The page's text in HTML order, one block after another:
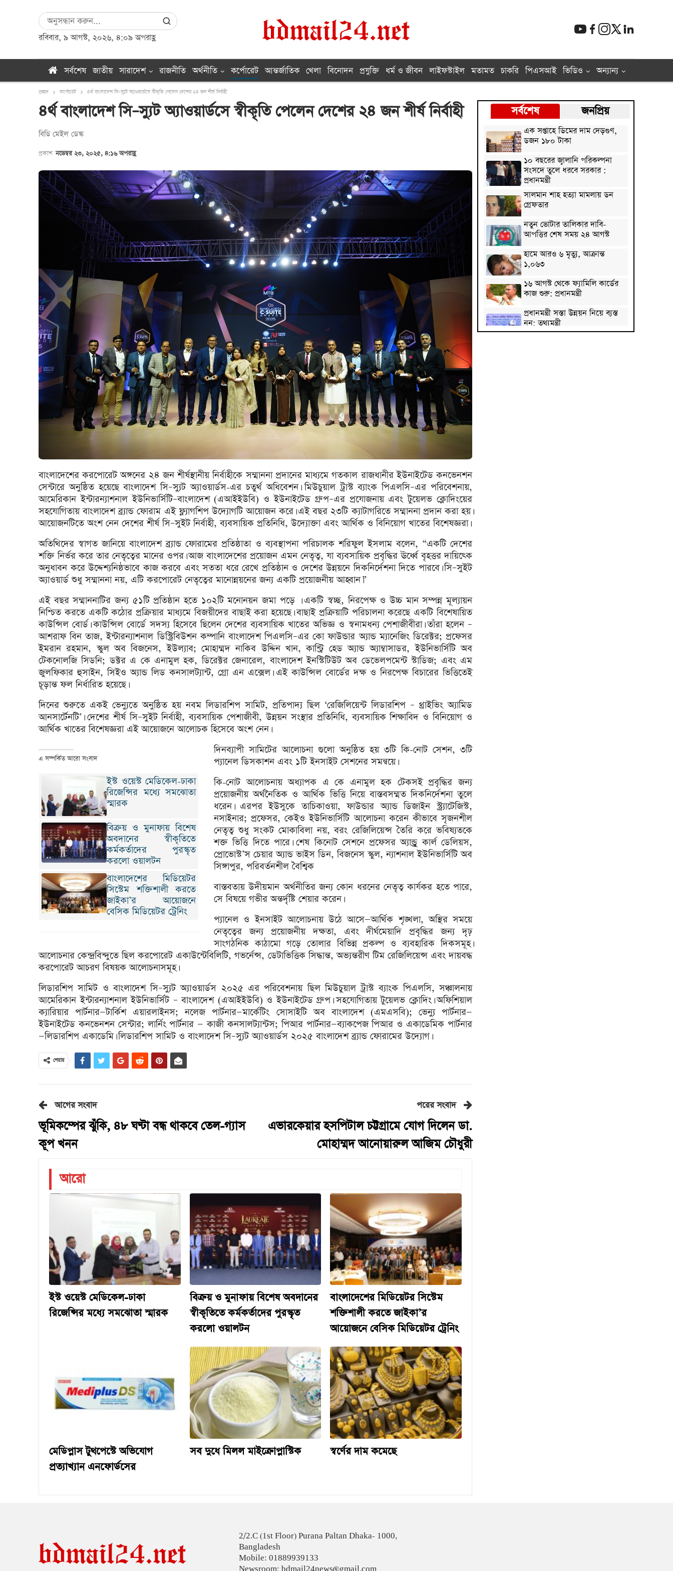
রবিবার, ৯ আগস্ট, ২০২৬, ৪:০৯ অপরাহ্ণ
সর্বশেষ জাতীয় সারাদেশ রাজনীতি অর্থনীতি কর্পোরেট আন্তর্জাতিক খেলা বিনোদন প্রযুক্তি ধর্ম ও জীবন লাইফস্টাইল মতামত চাকরি পিএসআই ভিডিও অন্যান্য
প্রচ্ছদ কর্পোরেট ৪র্থ বাংলাদেশ সি–স্যুট অ্যাওয়ার্ডসে স্বীকৃতি পেলেন দেশের ২৪ জন শীর্ষ নির্বাহী
৪র্থ বাংলাদেশ সি–স্যুট অ্যাওয়ার্ডসে স্বীকৃতি পেলেন দেশের ২৪ জন শীর্ষ নির্বাহী
বি‌ডি মেইল ডেস্ক
প্রকাশ নভেম্বর ২৩, ২০২৫, ৪:১৬ অপরাহ্ণ
বাংলাদেশের করপোরেট অঙ্গনের ২৪ জন শীর্ষস্থানীয় নির্বাহীকে সম্মাননা প্রদানের মাধ্যমে গতকাল রাজধানীর ইউনাইটেড কনভেনশন
সেন্টারে অনুষ্ঠিত হয়েছে বাংলাদেশ সি–স্যুট অ্যাওয়ার্ডস-এর চতুর্থ অধিবেশন। মিউচুয়াল ট্রাস্ট ব্যাংক পিএলসি–এর পরিবেশনায়,
আমেরিকান ইন্টারন্যাশনাল ইউনিভার্সিটি–বাংলাদেশ (এআইইউবি) ও ইউনাইটেড গ্রুপ–এর প্রযোজনায় এবং টুয়েলভ ক্লোদিংয়ের
সহযোগিতায় বাংলাদেশ ব্র্যান্ড ফোরাম এই ফ্ল্যাগশিপ উদ্যোগটি আয়োজন করে। এই বছর ২৩টি ক্যাটাগরিতে সম্মাননা প্রদান করা হয়।
আয়োজনটিতে অংশ নেন দেশের শীর্ষ সি–সুইট নির্বাহী, ব্যবসায়িক প্রতিনিধি, উদ্যোক্তা এবং আর্থিক ও বিনিয়োগ খাতের বিশেষজ্ঞরা।
অতিথিদের স্বাগত জানিয়ে বাংলাদেশ ব্র্যান্ড ফোরামের প্রতিষ্ঠাতা ও ব্যবস্থাপনা পরিচালক শরিফুল ইসলাম বলেন, “একটি দেশের
শক্তি নির্ভর করে তার নেতৃত্বের মানের ওপর। আজ বাংলাদেশের প্রয়োজন এমন নেতৃত্ব, যা ব্যবসায়িক প্রবৃদ্ধির ঊর্ধ্বে বৃহত্তর দায়িত্কে
অনুধাবন করে উদ্দেশ্যনিষ্ঠভাবে কাজ করবে এবং সততা ধরে রেখে প্রতিষ্ঠান ও দেশের উন্নয়নে দিকনির্দেশনা দিতে পারবে। সি–সুইট
অ্যাওয়ার্ড শুধু সম্মাননা নয়, এটি করপোরেট নেতৃত্বের মানোন্নয়নের জন্য একটি প্রয়োজনীয় আহ্বান।”
এই বছর সম্মাননাটির জন্য ৫১টি প্রতিষ্ঠান হতে ১০২টি মনোনয়ন জমা পড়ে । একটি স্বচ্ছ, নিরপেক্ষ ও উচ্চ মান সম্পন্ন মূল্যায়ন
নিশ্চিত করতে একটি কঠোর প্রক্রিয়ার মাধ্যমে বিজয়ীদের বাছাই করা হয়েছে। বাছাই প্রক্রিয়াটি পরিচালনা করেছে একটি বিশেষায়িত
কাউন্সিল বোর্ড। কাউন্সিল বোর্ডে সদস্য হিসেবে ছিলেন দেশের ব্যবসায়িক খাতের অভিজ্ঞ ও স্বনামধন্য পেশাজীবীরা। তাঁরা হলেন –
আশরাফ বিন তাজ, ইন্টারন্যাশনাল ডিস্ট্রিবিউশন কম্পানি বাংলাদেশ পিএলসি–এর কো ফাউন্ডার অ্যান্ড ম্যানেজিং ডিরেক্টর; প্রফেসর
ইমরান রহমান, স্কুল অব বিজনেস, ইউল্যাব; মোহাম্মদ নাকিব উদ্দিন খান, কান্ট্রি হেড অ্যান্ড অ্যাম্বাসাডর, ইউনিভার্সিটি অব
টেকনোলজি সিডনি; ডক্টর এ কে এনামুল হক, ডিরেক্টর জেনারেল, বাংলাদেশ ইনস্টিটিউট অব ডেভেলপমেন্ট স্টাডিজ; এবং এম
জুলফিকার হুসাইন, সিইও অ্যান্ড লিড কনসালট্যান্ট, গ্রো এন এক্সেল। এই কাউন্সিল বোর্ডের দক্ষ ও নিরপেক্ষ বিচারের ভিত্তিতেই
চূড়ান্ত ফল নির্ধারিত হয়েছে।
দিনের শুরুতে একই ভেন্যুতে অনুষ্ঠিত হয় নবম লিডারশিপ সামিট, প্রতিপাদ্য ছিল ‘রেজিলিয়েন্ট লিডারশিপ – থ্রাইভিং অ্যামিড
আনসার্টেনটি’। দেশের শীর্ষ সি–সুইট নির্বাহী, ব্যবসায়িক পেশাজীবী, উন্নয়ন সংস্থার প্রতিনিধি, ব্যবসায়িক শিক্ষাবিদ ও বিনিয়োগ ও
আর্থিক খাতের বিশেষজ্ঞরা এই আয়োজনে আলোচক হিসেবে অংশ নেন।
এ সম্পর্কিত আরো সংবাদ
ইস্ট ওয়েস্ট মেডিকেল-ঢাকা
রিজেন্সির মধ্যে সমঝোতা
স্মারক
বিক্রয় ও মুনাফায় বিশেষ
অবদানের স্বীকৃতিতে
কর্মকর্তাদের পুরস্কৃত
করলো ওয়ালটন
বাংলাদেশের মিডিয়েটর
সিস্টেম শক্তিশালী করতে
জাইকা’র আয়োজনে
বেসিক মিডিয়েটর ট্রেনিং
দিনব্যাপী সামিটের আলোচনা গুলো অনুষ্ঠিত হয় ৩টি কি-নোট সেশন, ৩টি
প্যানেল ডিসকাশন এবং ১টি ইনসাইট সেশনের সমন্বয়ে।
কি-নোট আলোচনায় অধ্যাপক এ কে এনামুল হক টেকসই প্রবৃদ্ধির জন্য
প্রয়োজনীয় অর্থনৈতিক ও আর্থিক ভিত্তি নিয়ে বাস্তবসম্মত দিকনির্দেশনা তুলে
ধরেন। এরপর ইউসুকে তাচিকাওয়া, ফাউন্ডার অ্যান্ড ডিজাইন স্ট্র্যাটেজিস্ট,
নসাইনার; প্রফেসর, কেইও ইউনিভার্সিটি আলোচনা করেন কীভাবে সৃজনশীল
নেতৃত্ব শুধু সংকট মোকাবিলা নয়, বরং রেজিলিয়েন্স তৈরি করে ভবিষ্যতকে
শক্ত ভিত্তি দিতে পারে। শেষ কিনোট সেশনে প্রফেসর অ্যান্ড্রু কার্ল ডেলিয়স,
প্রোভোস্ট’স চেয়ার অ্যান্ড ভাইস ডিন, বিজনেস স্কুল, ন্যাশনাল ইউনিভার্সিটি অব
সিঙ্গাপুর, পরিবর্তনশীল বৈশ্বিক
বাস্তবতায় উদীয়মান অর্থনীতির জন্য কোন ধরনের নেতৃত্ব কার্যকর হতে পারে,
সে বিষয়ে গভীর অন্তর্দৃষ্টি শেয়ার করেন।
প্যানেল ও ইনসাইট আলোচনায় উঠে আসে—আর্থিক শৃঙ্খলা, অস্থির সময়ে
নেতৃত্বের জন্য প্রয়োজনীয় দক্ষতা, এবং দীর্ঘমেয়াদি প্রবৃদ্ধির জন্য দৃঢ়
সাংগঠনিক কাঠামো গড়ে তোলার বিভিন্ন প্রকল্প ও ব্যবহারিক দিকসমূহ।
আলোচনার কেন্দ্রবিন্দুতে ছিল করপোরেট একাউন্টেবিলিটি, গভর্নেন্স, ডেটাভিত্তিক সিদ্ধান্ত, অভ্যন্তরীণ টিম রেজিলিয়েন্স এবং দায়বদ্ধ
করপোরেট আচরণ বিষয়ক আলোচনাসমূহ।
লিডারশিপ সামিট ও বাংলাদেশ সি–স্যুট অ্যাওয়ার্ডস ২০২৫ এর পরিবেশনায় ছিল মিউচুয়াল ট্রাস্ট ব্যাংক পিএলসি, সঞ্চালনায়
আমেরিকান ইন্টারন্যাশনাল ইউনিভার্সিট – বাংলাদেশ (এআইইউবি) ও ইউনাইটেড গ্রুপ। সহযোগিতায় টুয়েলভ ক্লোদিং। অফিশিয়াল
ক্যারিয়ার পার্টনার—টার্কিশ এয়ারলাইনস; নলেজ পার্টনার—মার্কেটিং সোসাইটি অব বাংলাদেশ (এমএসবি); ভেন্যু পার্টনার—
ইউনাইটেড কনভেনশন সেন্টার; লার্নিং পার্টনার — কাজী কনসালট্যান্টস; পিআর পার্টনার—ব্যাকপেজ পিআর ও একাডেমিক পার্টনার
—লিডারশিপ একাডেমি। লিডারশিপ সামিট ও বাংলাদেশ সি–স্যুট অ্যাওয়ার্ডস ২০২৫ বাংলাদেশ ব্র্যান্ড ফোরামের উদ্যোগ।
শেয়ার
আগের সংবাদ
ভূমিকম্পের ঝুঁকি, ৪৮ ঘণ্টা বন্ধ থাকবে তেল-গ্যাস
কূপ খনন
পরের সংবাদ
এভারকেয়ার হসপিটাল চট্টগ্রামে যোগ দিলেন ডা.
মোহাম্মদ আনোয়ারুল আজিম চৌধুরী
আরো
ইস্ট ওয়েস্ট মেডিকেল-ঢাকা
রিজেন্সির মধ্যে সমঝোতা স্মারক
বিক্রয় ও মুনাফায় বিশেষ অবদানের
স্বীকৃতিতে কর্মকর্তাদের পুরস্কৃত
করলো ওয়ালটন
বাংলাদেশের মিডিয়েটর সিস্টেম
শক্তিশালী করতে জাইকা’র
আয়োজনে বেসিক মিডিয়েটর ট্রেনিং
মেডিপ্লাস টুথপেস্টে অভিযোগ
প্রত্যাখ্যান এনফোর্ডসের
সব দুধে মিলল মাইক্রোপ্লাস্টিক স্বর্ণের দাম কমেছে
সর্বশেষ জনপ্রিয়
এক সপ্তাহে ডিমের দাম দেড়গুণ,
ডজন ১৮০ টাকা
১০ বছরের জ্বালানি পরিকল্পনা
সংসদে তুলে ধরবে সরকার :
প্রধানমন্ত্রী
সালমান শাহ হত্যা মামলায় ডন
গ্রেফতার
নতুন ভোটার তালিকার দাবি-
আপত্তির শেষ সময় ২৪ আগস্ট
হামে আরও ৬ মৃত্যু, আক্রান্ত
১,০৬৩
১৬ আগস্ট থেকে ফ্যামিলি কার্ডের
কাজ শুরু: প্রধানমন্ত্রী
প্রধানমন্ত্রী সস্তা উন্নয়ন নিয়ে ব্যস্ত
নন: তথ্যমন্ত্রী
2/2.C (1st Floor) Purana Paltan Dhaka- 1000,
Bangladesh
Mobile: 01889939133